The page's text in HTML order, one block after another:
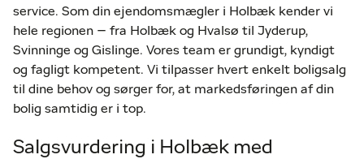
service. Som din ejendomsmægler i Holbæk kender vi
hele regionen – fra Holbæk og Hvalsø til Jyderup,
Svinninge og Gislinge. Vores team er grundigt, kyndigt
og fagligt kompetent. Vi tilpasser hvert enkelt boligsalg
til dine behov og sørger for, at markedsføringen af din
bolig samtidig er i top.
Salgsvurdering i Holbæk med